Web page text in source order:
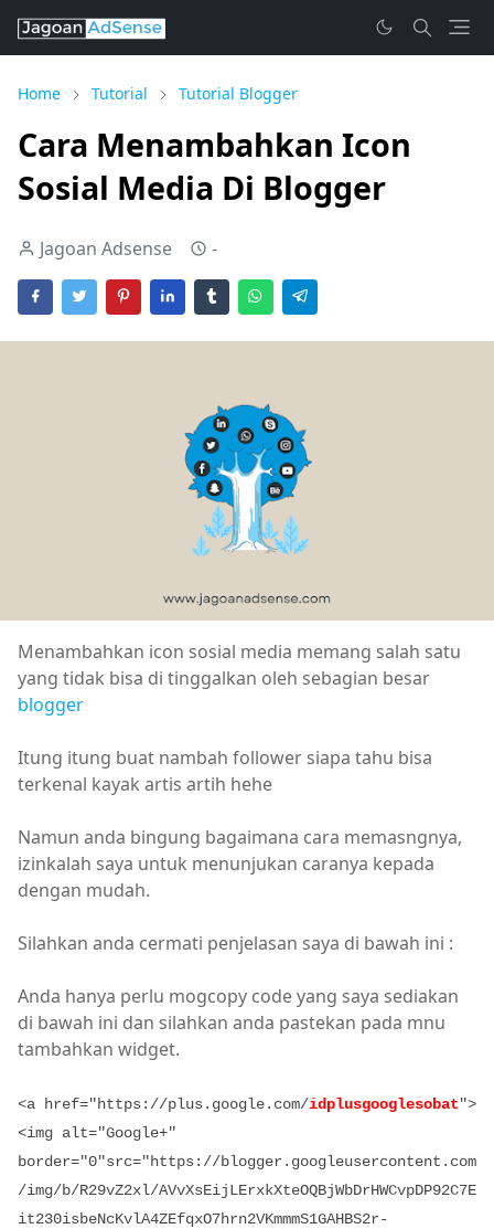
Home Tutorial Tutorial Blogger
Cara Menambahkan Icon
Sosial Media Di Blogger
Jagoan Adsense -
Menambahkan icon sosial media memang salah satu
yang tidak bisa di tinggalkan oleh sebagian besar
blogger
Itung itung buat nambah follower siapa tahu bisa
terkenal kayak artis artih hehe
Namun anda bingung bagaimana cara memasngnya,
izinkalah saya untuk menunjukan caranya kepada
dengan mudah.
Silahkan anda cermati penjelasan saya di bawah ini :
Anda hanya perlu mogcopy code yang saya sediakan
di bawah ini dan silahkan anda pastekan pada mnu
tambahkan widget.
<a href="https://plus.google.com/idplusgooglesobat">
<img alt="Google+"
border="0"src="https://blogger.googleusercontent.com
/img/b/R29vZ2xl/AVvXsEijLErxkXteOQBjWbDrHWCvpDP92C7E
it230isbeNcKvlA4ZEfqxO7hrn2VKmmmS1GAHBS2r-